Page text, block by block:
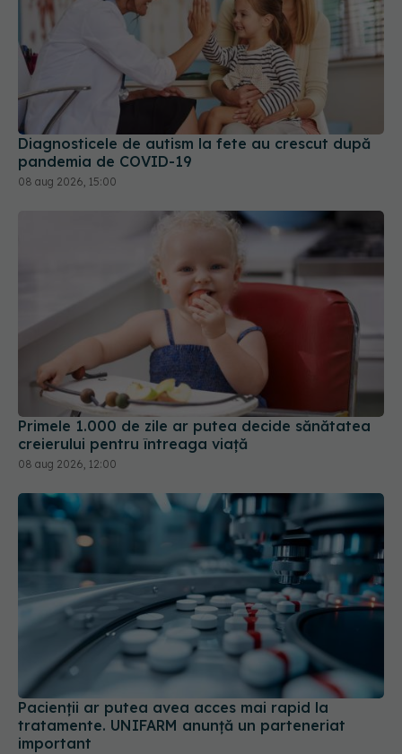
Diagnosticele de autism la fete au crescut după
pandemia de COVID-19
08 aug 2026, 15:00
Primele 1.000 de zile ar putea decide sănătatea
creierului pentru întreaga viață
08 aug 2026, 12:00
Pacienții ar putea avea acces mai rapid la
tratamente. UNIFARM anunță un parteneriat
important